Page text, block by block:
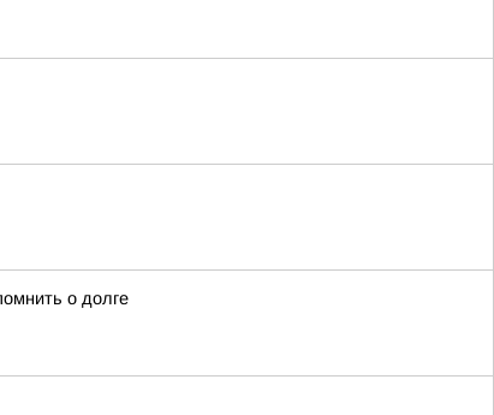
о долге